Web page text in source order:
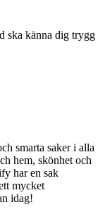
ska känna dig trygg
smarta saker i alla
hem, skönhet och
har en sak
mycket
idag!